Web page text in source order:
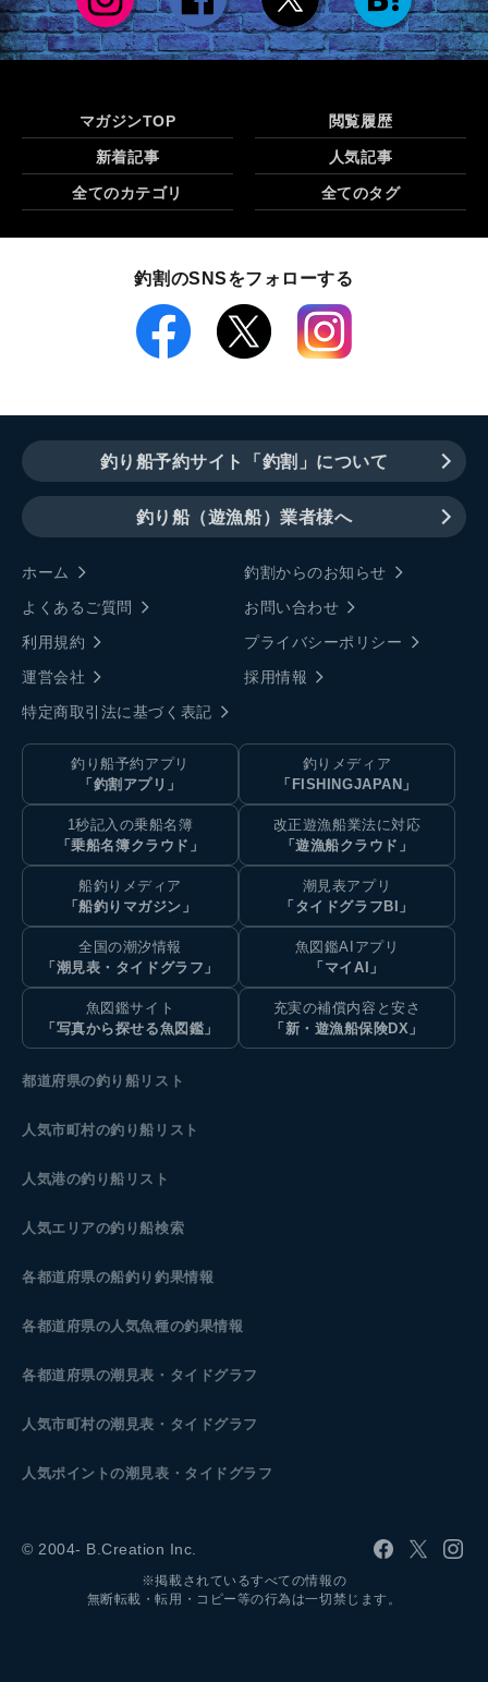
マガジンTOP 閲覧履歴
新着記事 人気記事
全てのカテゴリ 全てのタグ
釣割のSNSをフォローする
釣り船予約サイト「釣割」について
釣り船（遊漁船）業者様へ
ホーム
釣割からのお知らせ
よくあるご質問
お問い合わせ
利用規約
プライバシーポリシー
運営会社
採用情報
特定商取引法に基づく表記
釣り船予約アプリ
「釣割アプリ」
釣りメディア
「FISHINGJAPAN」
1秒記入の乗船名簿
「乗船名簿クラウド」
改正遊漁船業法に対応
「遊漁船クラウド」
船釣りメディア
「船釣りマガジン」
潮見表アプリ
「タイドグラフBI」
全国の潮汐情報
「潮見表・タイドグラフ」
魚図鑑AIアプリ
「マイAI」
魚図鑑サイト
「写真から探せる魚図鑑」
充実の補償内容と安さ
「新・遊漁船保険DX」
都道府県の釣り船リスト
人気市町村の釣り船リスト
人気港の釣り船リスト
人気エリアの釣り船検索
各都道府県の船釣り釣果情報
各都道府県の人気魚種の釣果情報
各都道府県の潮見表 ・タイドグラフ
人気市町村の潮見表・タイドグラフ
人気ポイントの潮見表・タイドグラフ
© 2004- B.Creation Inc.
※掲載されているすべての情報の
無断転載・転用・コピー等の行為は一切禁じます。